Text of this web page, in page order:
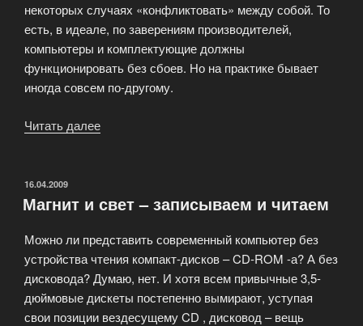
некоторых случаях «конфликтовать» между собой. То
есть, в идеале, по заверениям производителей,
компьютеры и комплектующие должны
функционировать без сбоев. Но на практике бывает
иногда совсем по-другому.
Читать далее
ОПУБЛИКОВАНО
16.04.2009
Магнит и свет – записываем и читаем
Можно ли представить современный компьютер без
устройства чтения компакт-дисков – CD-ROM -а? А без
дисковода? Думаю, нет. И хотя всем привычные 3,5-
дюймовые дискеты постепенно вымирают, уступая
свои позиции вездесущему CD , дисковод – вещь